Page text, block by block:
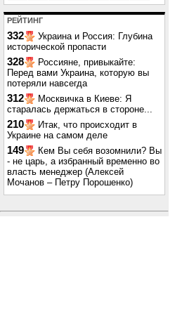
РЕЙТИНГ
332
Украина и Россия: Глубина
исторической пропасти
328
Россияне, привыкайте:
Перед вами Украина, которую вы
потеряли навсегда
312
Москвичка в Киеве: Я
старалась держаться в стороне...
210
Итак, что происходит в
Украине на самом деле
149
Кем Вы себя возомнили? Вы
- не царь, а избранный временно во
власть менеджер (Алексей
Мочанов – Петру Порошенко)